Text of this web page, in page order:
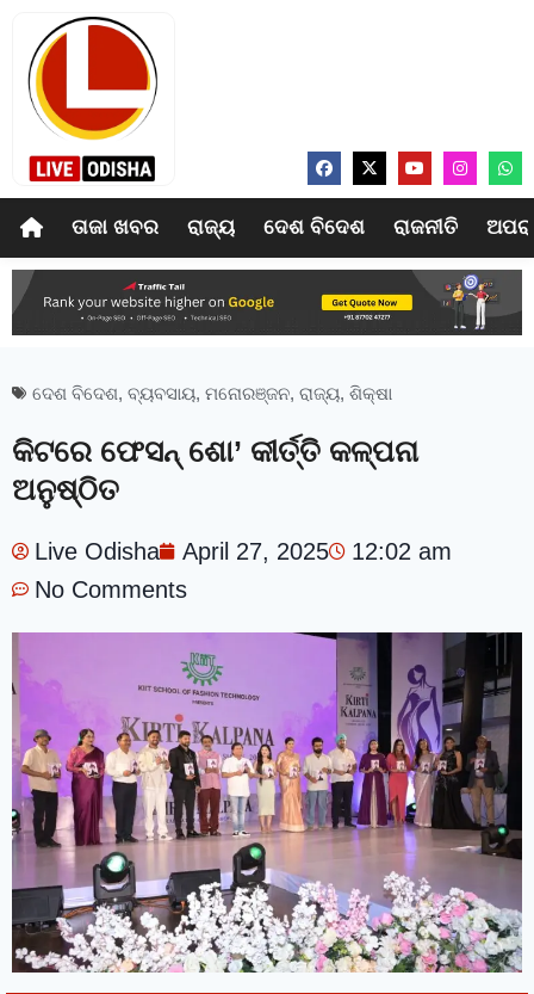
ତାଜା ଖବର ରାଜ୍ୟ ଦେଶ ବିଦେଶ ରାଜନୀତି
ଦେଶ ବିଦେଶ, ବ୍ୟବସାୟ, ମନୋରଞ୍ଜନ, ରାଜ୍ୟ, ଶିକ୍ଷା
କିଟରେ ଫେସନ୍‍ ଶୋ’ କୀର୍ତ୍ତି କଳ୍ପନା
ଅନୁଷ୍ଠିତ
Live Odisha April 27, 2025
12:02 am
No Comments